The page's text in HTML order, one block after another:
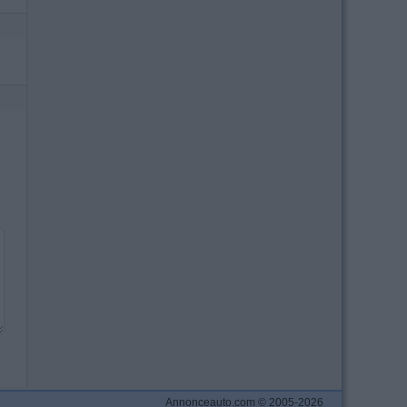
Annonceauto.com © 2005-2026